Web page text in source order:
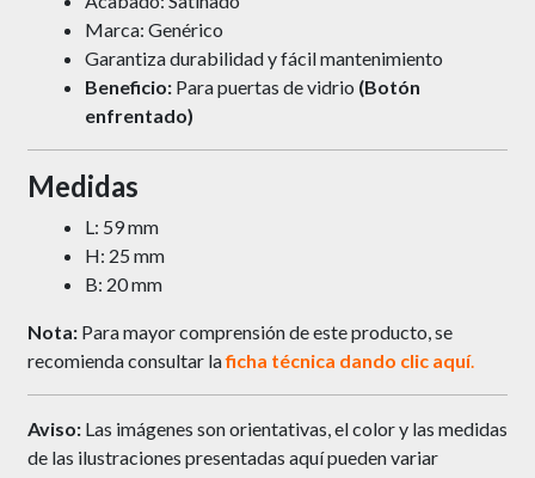
Marca: Genérico
Garantiza durabilidad y fácil mantenimiento
Beneficio:Para puertas de vidrio (Botón
enfrentado)
Medidas
L: 59 mm
H: 25 mm
B: 20 mm
Nota:Para mayor comprensión de este producto, se
recomienda consultar laficha técnica dando clic aquí.
Aviso: Las imágenes son orientativas, el color y las medidas
de las ilustraciones presentadas aquí pueden variar